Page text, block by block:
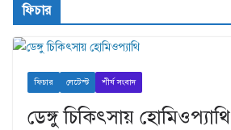
ফিচার
ফিচার লেটেস্ট শীর্ষ সংবাদ
ডেঙ্গু চিকিৎসায় হোমিওপ্যাথি